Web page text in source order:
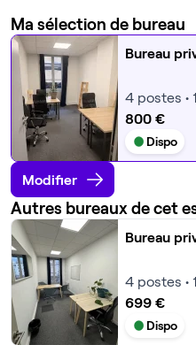
Ma sélection de bureau
Bureau
4 postes •
800 €
Dispo
Modifier
Autres bureaux de cet
Bureau
4 postes •
699 €
Dispo